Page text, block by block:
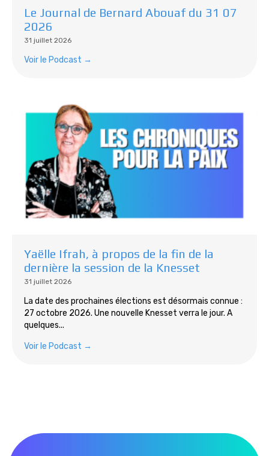
Le Journal de Bernard Abouaf du 31 07
2026
31 juillet 2026
Voir le Podcast →
Yaëlle Ifrah, à propos de la fin de la
dernière la session de la Knesset
31 juillet 2026
La date des prochaines élections est désormais connue :
27 octobre 2026. Une nouvelle Knesset verra le jour. A
quelques...
Voir le Podcast →